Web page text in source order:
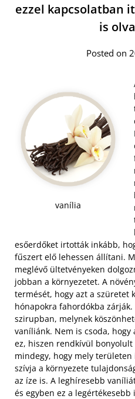
ezzel kapcsolatban
is
Posted on
vanília
esőerdőket irtották inkább,
fűszert elő lehessen állítani.
meglévő ültetvényeken
jobban a környezetet. A
termését, hogy azt a szüretet
hónapokra fahordókba zárják.
szirupban, melynek
vaníliánk. Nem is csoda,
ez, hiszen rendkívül bonyolult
mindegy, hogy mely
szívja a környezete
az íze is. A leghíresebb
és egyben ez a legértékesebb